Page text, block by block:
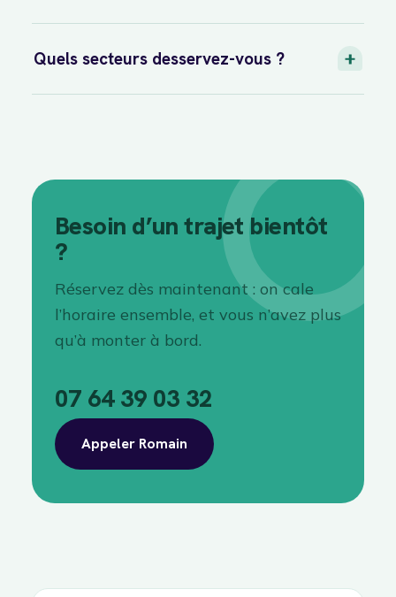
Quels secteurs desservez-vous ?
Besoin d’un trajet bientôt
?
Réservez dès maintenant : on cale
l’horaire ensemble, et vous n’avez plus
qu’à monter à bord.
07 64 39 03 32
Appeler Romain